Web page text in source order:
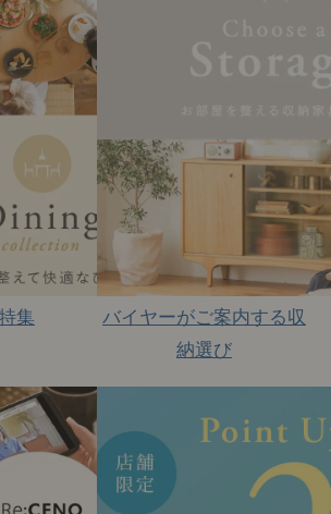
集
バイヤーがご案内する収
納選び